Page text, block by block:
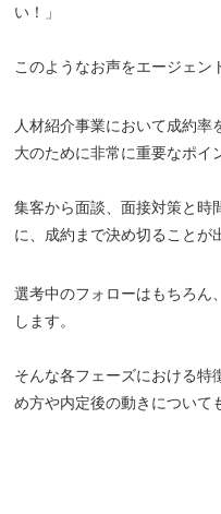
い！」
このようなお声をエージェン
人材紹介事業において成約
大のために非常に重要なポイ
集客から面談、面接対策と時
に、成約まで決め切ることが
選考中のフォローはもちろん
します。
そんな各フェーズにおける特
め方や内定後の動きについて